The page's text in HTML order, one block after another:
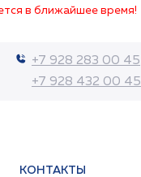
в ближайшее время!
+7 928 283 00 45
+7 928 432 00 45
КОНТАКТЫ